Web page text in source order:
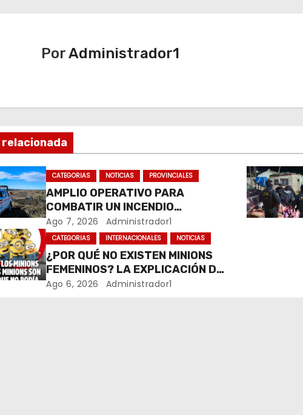
PorAdministrador1
CATEGORIAS NOTICIAS PROVINCIALES
AMPLIO OPERATIVO PARA
COMBATIR UN INCENDIO
FORESTAL EN YACANTO
Ago 7, 2026 Administrador1
CATEGORIAS INTERNACIONALES NOTICIAS
¿POR QUÉ NO EXISTEN MINIONS
FEMENINOS? LA EXPLICACIÓN DE
SU CREADOR QUE VOLVIÓ A
Ago 6, 2026 Administrador1